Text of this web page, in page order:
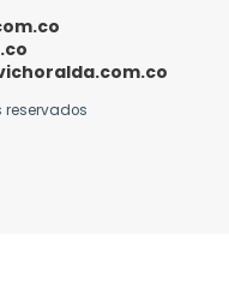
reservados